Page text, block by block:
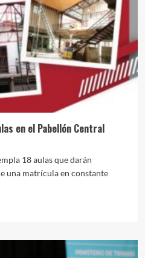
en el Pabellón Central
18 aulas que darán
una matrícula en constante